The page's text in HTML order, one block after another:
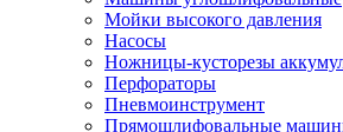
Мойки высокого давления
Насосы
Ножницы-кусторезы
Перфораторы
Пневмоинструмент
Прямошлифовальные